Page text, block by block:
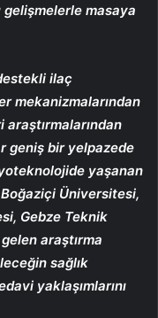
gelişmelerle masaya
ilaç
mekanizmalarından
geniş bir yelpazede
yaşanan
Boğaziçi Üniversitesi,
Gebze Teknik
araştırma
sağlık
yaklaşımlarını